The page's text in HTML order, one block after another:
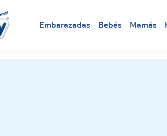
Embarazadas Bebés Mamás